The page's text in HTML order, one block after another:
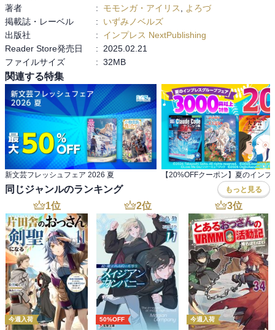
著者
: モモンガ・アイリス
よろづ
掲載誌・レーベル
:
いずみノベルズ
出版社
:
インプレス NextPublishing
Reader Store発売日
:
2025.02.21
ファイルサイズ
: 32MB
関連する特集
新文芸フレッシュフェア 2026 夏
同じジャンルのランキング もっと見る
1位
今週入荷
2位
50%OFF
3位
今週入荷